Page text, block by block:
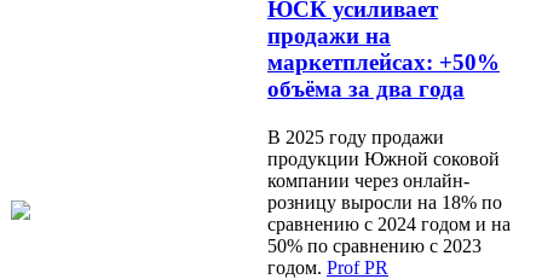
ЮСК усиливает
продажи на
маркетплейсах: +50%
объёма за два года
В 2025 году продажи
продукции Южной соковой
компании через онлайн-
розницу выросли на 18% по
сравнению с 2024 годом и на
50% по сравнению с 2023
годом. Prof PR